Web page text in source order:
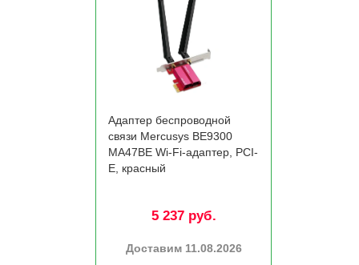
Адаптер беспроводной
связи Mercusys BE9300
MA47BE Wi-Fi-адаптер, PCI-
E, красный
5 237 руб.
Доставим 11.08.2026